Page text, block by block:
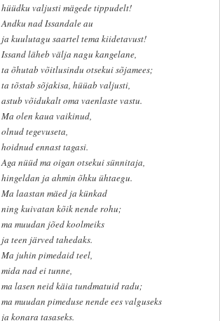
hüüdku valjusti mägede tippudelt!
Andku nad Issandale au
ja kuulutagu saartel tema kiidetavust!
Issand läheb välja nagu kangelane,
ta õhutab võitlusindu otsekui sõjamees;
ta tõstab sõjakisa, hüüab valjusti,
astub võidukalt oma vaenlaste vastu.
Ma olen kaua vaikinud,
olnud tegevuseta,
hoidnud ennast tagasi.
Aga nüüd ma oigan otsekui sünnitaja,
hingeldan ja ahmin õhku ühtaegu.
Ma laastan mäed ja künkad
ning kuivatan kõik nende rohu;
ma muudan jõed koolmeiks
ja teen järved tahedaks.
Ma juhin pimedaid teel,
mida nad ei tunne,
ma lasen neid käia tundmatuid radu;
ma muudan pimeduse nende ees valguseks
ja konara tasaseks.